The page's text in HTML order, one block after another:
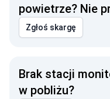
powietrze? Nie
Zgłoś skargę
Brak stacji
w pobliżu?